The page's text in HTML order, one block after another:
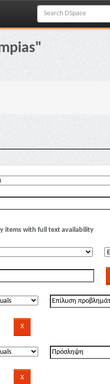
items with full text availability